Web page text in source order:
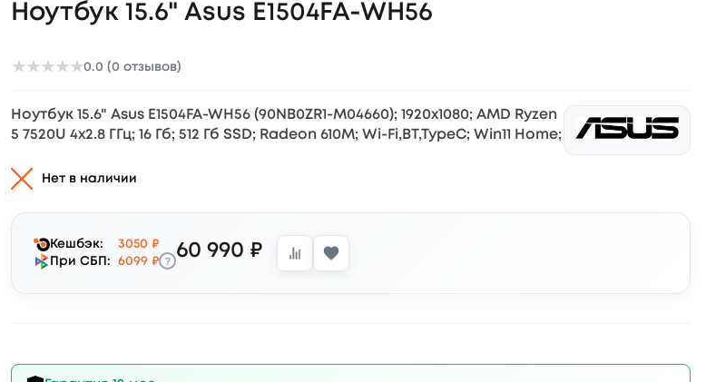
Ноутбук 15.6" Asus E1504FA-WH56
★★★★★0.0 (0 отзывов)
Ноутбук 15.6" Asus E1504FA-WH56 (90NB0ZR1-M04660); 1920х1080; AMD Ryzen
5 7520U 4x2.8 ГГц; 16 Гб; 512 Гб SSD; Radeon 610M; Wi-Fi,BT,TypeC; Win11 Home;
Нет в наличии
Кешбэк:
3050 ₽
При СБП:
6099 ₽ ?
60 990 ₽